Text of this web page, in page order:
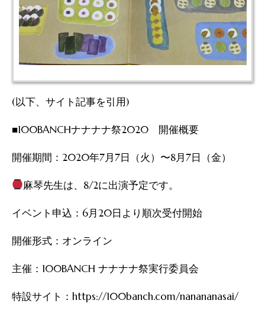
(以下、サイト記事を引用)
■100BANCHナナナナ祭2020 開催概要
開催期間：2020年7月7日（火）〜8月7日（金）
麻琴先生は、8/2に出演予定です。
イベント申込：6月20日より順次受付開始
開催形式：オンライン
主催：100BANCH ナナナナ祭実行委員会
特設サイト：https://100banch.com/nanananasai/